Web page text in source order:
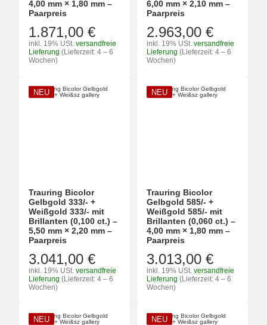
4,00 mm × 1,80 mm –
Paarpreis
1.871,00 €
inkl. 19% USt. versandfreie
Lieferung (Lieferzeit: 4 – 6
Wochen)
6,00 mm × 2,10 mm –
Paarpreis
2.963,00 €
inkl. 19% USt. versandfreie
Lieferung (Lieferzeit: 4 – 6
Wochen)
NEU
Trauring Bicolor
Gelbgold 333/- +
Weißgold 333/- mit
Brillanten (0,100 ct.) –
5,50 mm × 2,20 mm –
Paarpreis
3.041,00 €
inkl. 19% USt. versandfreie
Lieferung (Lieferzeit: 4 – 6
Wochen)
NEU
Trauring Bicolor
Gelbgold 585/- +
Weißgold 585/- mit
Brillanten (0,060 ct.) –
4,00 mm × 1,80 mm –
Paarpreis
3.013,00 €
inkl. 19% USt. versandfreie
Lieferung (Lieferzeit: 4 – 6
Wochen)
NEU NEU